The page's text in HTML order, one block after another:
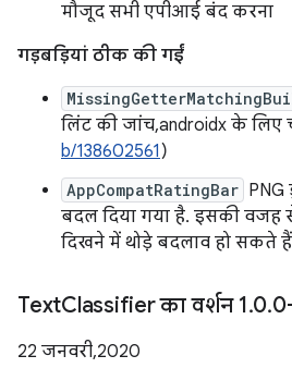
मौजूद सभी एपीआई बंद करना
गड़बड़ियां ठीक की गईं
लिंट की जांच, androidx के लिए
b/138602561 )
AppCompatRatingBar PNG
बदल दिया गया है. इसकी
दिखने में थोड़े बदलाव हो सकते
TextClassifier का वर्शन 1.0.
22 जनवरी, 2020